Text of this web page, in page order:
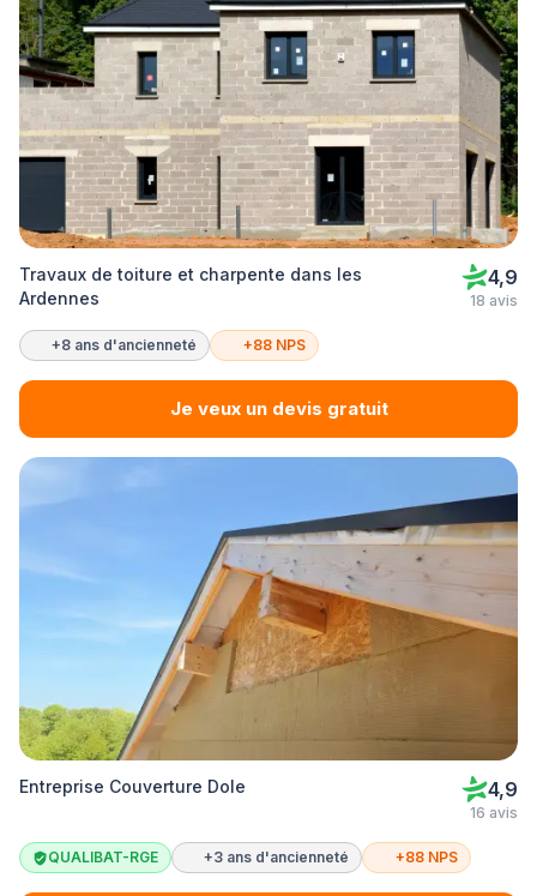
Travaux de toiture et charpente dans les
Ardennes
4,9
18 avis
+8 ans d'ancienneté +88 NPS
Je veux un devis gratuit
Entreprise Couverture Dole 4,9
16 avis
QUALIBAT-RGE +3 ans d'ancienneté +88 NPS